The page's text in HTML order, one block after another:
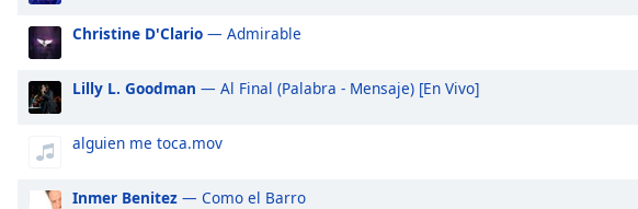
subtitles
settings
dialog
subtitles
off
Christine D'Clario — Admirable
Lilly L. Goodman — Al Final (Palabra - Mensaje) [En Vivo]
alguien me toca.mov
Inmer Benitez — Como el Barro